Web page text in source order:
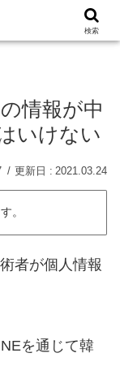
サイトマ
情報が中
いけない
2021.03.24
。
者が個人情報
を通じて韓
検索